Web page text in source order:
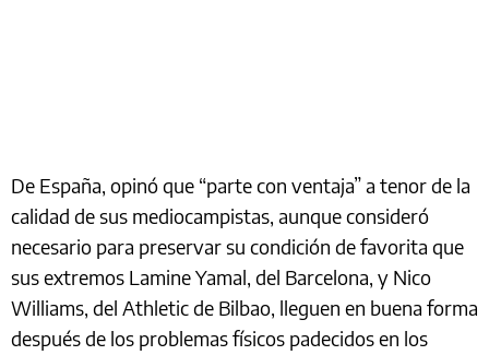
De España, opinó que “parte con ventaja” a tenor de la
calidad de sus mediocampistas, aunque consideró
necesario para preservar su condición de favorita que
sus extremos Lamine Yamal, del Barcelona, y Nico
Williams, del Athletic de Bilbao, lleguen en buena forma
después de los problemas físicos padecidos en los